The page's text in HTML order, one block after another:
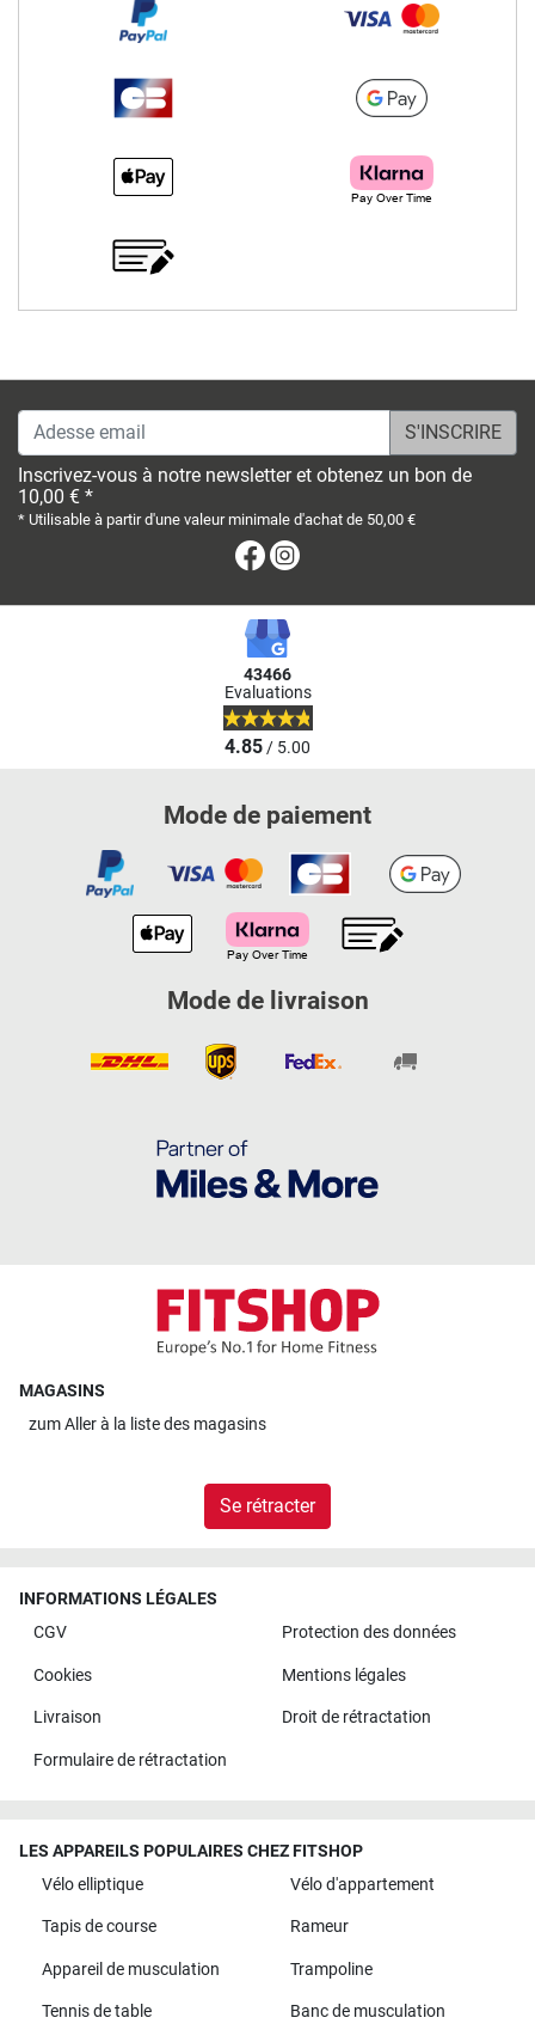
Adesse email
Inscrivez-vous à notre newsletter et obtenez un bon de
10,00 € *
* Utilisable à partir d'une valeur minimale d'achat de 50,00 €
Facebook
43466
Evaluations
4.85/ 5.00
Mode de paiement
Mode de livraison
MAGASINS
zumAller à la liste des magasins
Se rétracter
INFORMATIONS LÉGALES
CGV
Protection des données
Cookies Mentions légales
Livraison Droit de rétractation
Formulaire de rétractation
LES APPAREILS POPULAIRES CHEZ FITSHOP
Vélo elliptique
Vélo d'appartement
Tapis de course Rameur
Appareil de musculation Trampoline
Tennis de table Banc de musculation